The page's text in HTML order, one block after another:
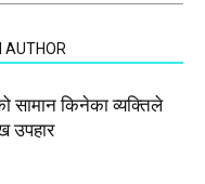
AUTHOR
सामान किनेका व्यक्तिले
उपहार